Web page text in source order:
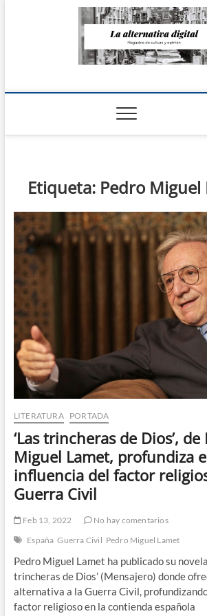
La
Etiqueta: Pedro Miguel
LITERATURA PORTADA
‘Las trincheras de Dios’, de
Miguel Lamet, profundiza
influencia del factor
Guerra Civil
Feb 13, 2022
No hay comentarios
España Guerra Civil Pedro Miguel Lamet
Pedro Miguel Lamet ha publicado su
trincheras de Dios’ (Mensajero) donde
alternativa a la Guerra Civil,
factor religioso en la contienda española